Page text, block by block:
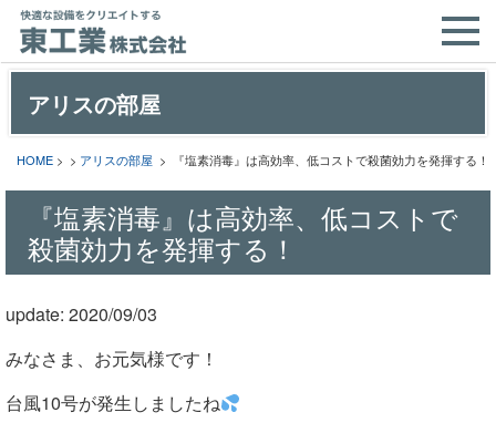
アリスの部屋
HOME > > アリスの部屋 > 『塩素消毒』は高効率、低コストで殺菌効力を発揮する！
『塩素消毒』は高効率、低コストで
殺菌効力を発揮する！
update: 2020/09/03
みなさま、お元気様です！
台風10号が発生しましたね